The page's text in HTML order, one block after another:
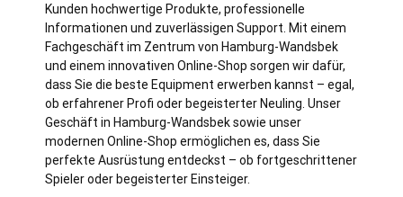
Kunden hochwertige Produkte, professionelle
Informationen und zuverlässigen Support. Mit einem
Fachgeschäft im Zentrum von Hamburg-Wandsbek
und einem innovativen Online-Shop sorgen wir dafür,
dass Sie die beste Equipment erwerben kannst – egal,
ob erfahrener Profi oder begeisterter Neuling. Unser
Geschäft in Hamburg-Wandsbek sowie unser
modernen Online-Shop ermöglichen es, dass Sie
perfekte Ausrüstung entdeckst – ob fortgeschrittener
Spieler oder begeisterter Einsteiger.